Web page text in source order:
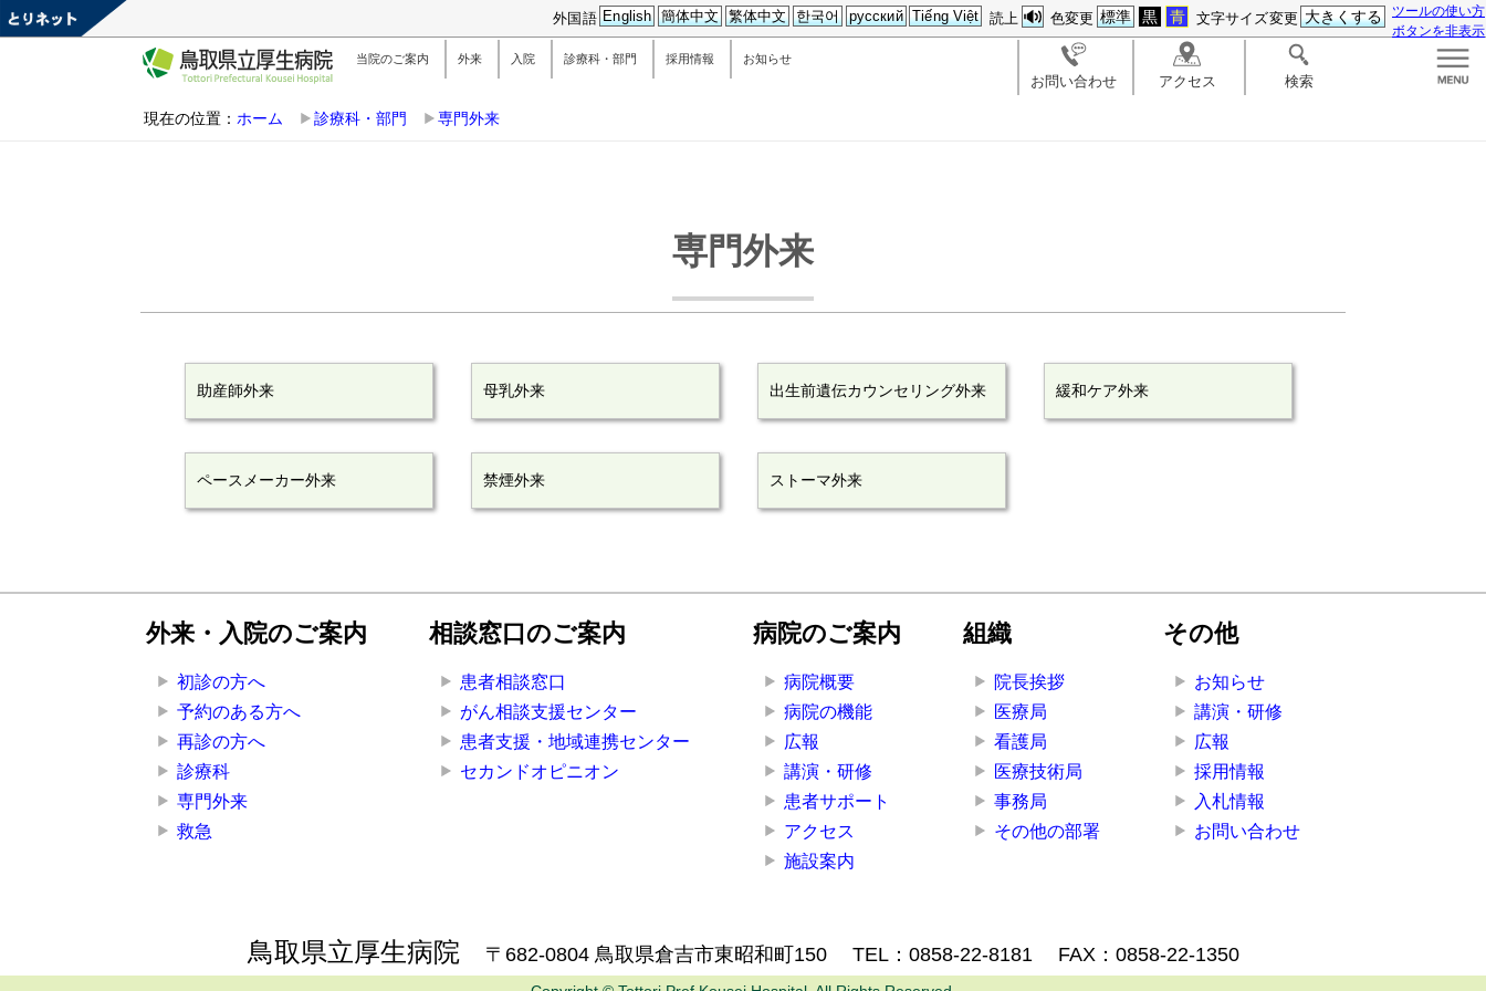
ツールの使い方
ボタンを非表示
文字サイズ変更 大きくする
色変更 標準 黒 青
読上
外国語 English 簡体中文 繁体中文 한국어 русский Tiếng Việt
当院のご案内 外来 入院 診療科・部門 採用情報 お知らせ
お問い合わせ アクセス 検索
現在の位置： ホーム 診療科・部門 専門外来
専門外来
助産師外来 母乳外来 出生前遺伝カウンセリング外来 緩和ケア外来
ペースメーカー外来 禁煙外来 ストーマ外来
外来・入院のご案内
初診の方へ
予約のある方へ
再診の方へ
診療科
専門外来
救急
相談窓口のご案内
患者相談窓口
がん相談支援センター
患者支援・地域連携センター
セカンドオピニオン
病院のご案内
病院概要
病院の機能
広報
講演・研修
患者サポート
アクセス
施設案内
組織
院長挨拶
医療局
看護局
医療技術局
事務局
その他の部署
その他
お知らせ
講演・研修
広報
採用情報
入札情報
お問い合わせ
鳥取県立厚生病院 〒682-0804 鳥取県倉吉市東昭和町150 TEL： 0858-22-8181 FAX：0858-22-1350